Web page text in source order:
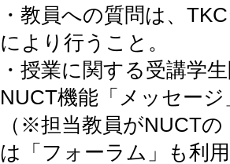
・教員への質問は、
により行うこと。
・授業に関する受講学
NUCT機能「メッセー
（※担当教員がNUCT
は「フォーラム」も利